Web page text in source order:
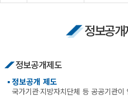
정보공개
정보공개제도
정보공개 제도
국가기관·지방자치단체 등 공공기관